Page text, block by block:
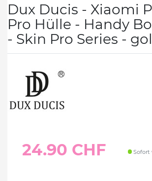
Dux Ducis - Xiaomi
Pro Hülle - Handy
- Skin Pro Series -
24.90 CHF Sofort